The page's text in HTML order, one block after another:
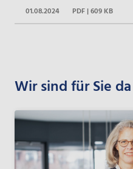
01.08.2024 PDF | 609 KB
Wir sind für Sie da